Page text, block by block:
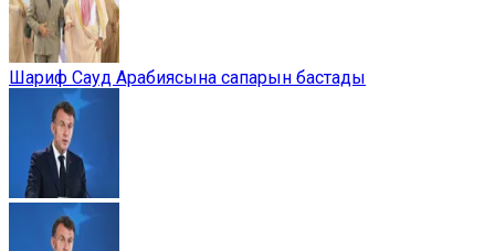
Шариф Сауд Арабиясына сапарын бастады